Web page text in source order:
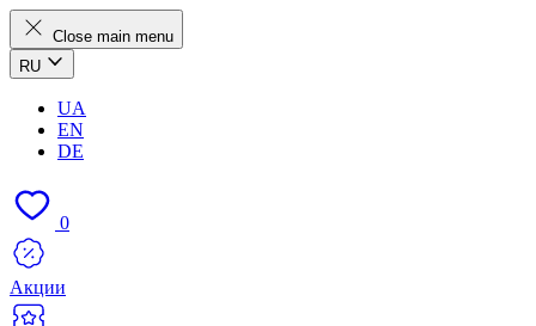
Close main menu
RU
UA
EN
DE
0
Акции